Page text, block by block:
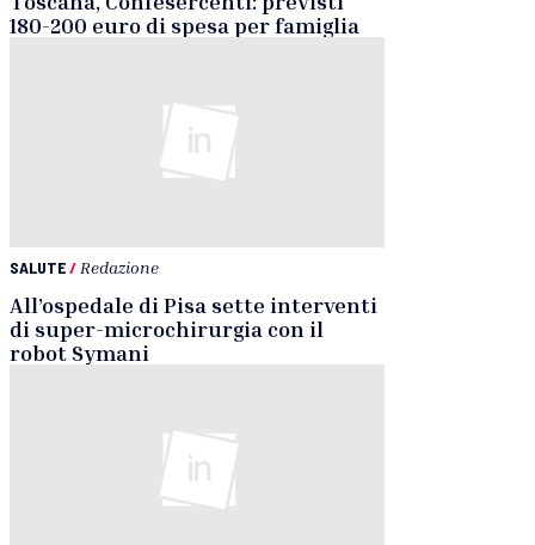
180-200 euro di spesa per famiglia
SALUTE/ Redazione
All’ospedale di Pisa sette interventi
di super-microchirurgia con il
robot Symani